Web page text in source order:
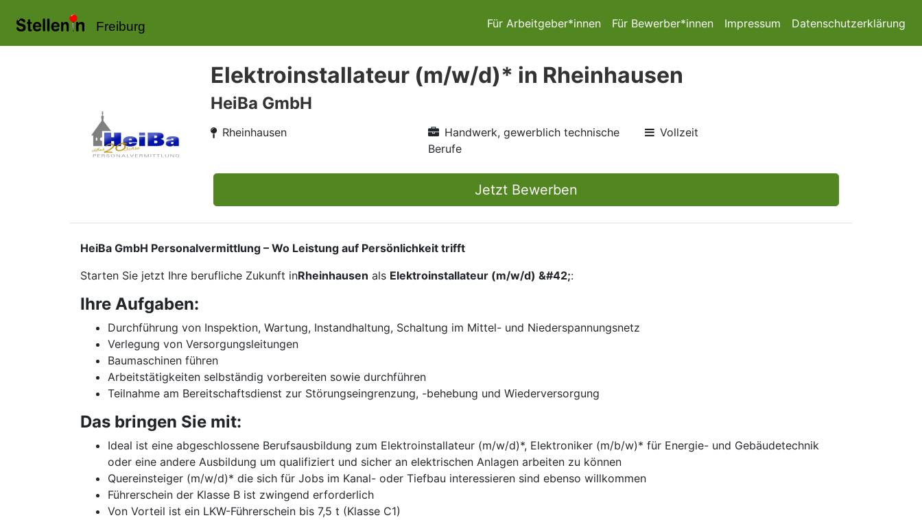
Freiburg Für Arbeitgeber*innen Für Bewerber*innen Impressum Datenschutzerklärung
Elektroinstallateur (m/w/d)* in Rheinhausen
HeiBa GmbH
Rheinhausen
Handwerk, gewerblich technische
Berufe
Vollzeit
Jetzt Bewerben
HeiBa GmbH Personalvermittlung – Wo Leistung auf Persönlichkeit trifft
Starten Sie jetzt Ihre berufliche Zukunft inRheinhausen als Elektroinstallateur (m/w/d) &#42;:
Ihre Aufgaben:
Durchführung von Inspektion, Wartung, Instandhaltung, Schaltung im Mittel- und Niederspannungsnetz
Verlegung von Versorgungsleitungen
Baumaschinen führen
Arbeitstätigkeiten selbständig vorbereiten sowie durchführen
Teilnahme am Bereitschaftsdienst zur Störungseingrenzung, -behebung und Wiederversorgung
Das bringen Sie mit:
Ideal ist eine abgeschlossene Berufsausbildung zum Elektroinstallateur (m/w/d)*, Elektroniker (m/b/w)* für Energie- und Gebäudetechnik
oder eine andere Ausbildung um qualifiziert und sicher an elektrischen Anlagen arbeiten zu können
Quereinsteiger (m/w/d)* die sich für Jobs im Kanal- oder Tiefbau interessieren sind ebenso willkommen
Führerschein der Klasse B ist zwingend erforderlich
Von Vorteil ist ein LKW-Führerschein bis 7,5 t (Klasse C1)